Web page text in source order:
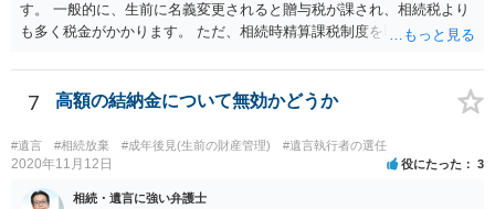
す。 一般的に、生前に名義変更されると贈与税が課され、相続税より
も多く税金がかかります。 ただ、相続時精算課税制度を取れば、実質
ういう場合にどれくらい税金がかかるか計算してもらって どういう方
針を取るか決められたらよいと思います。
7 高額の結納金について無効かどうか
#遺言 #相続放棄 #成年後見(生前の財産管理) #遺言執行者の選任
2020年11月12日 役にたった 3
相続・遺言に強い弁護士